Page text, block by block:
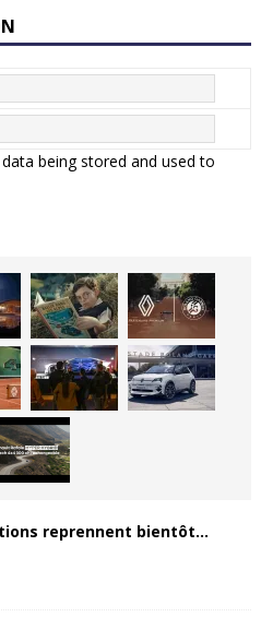
being stored and used to
reprennent bientôt…